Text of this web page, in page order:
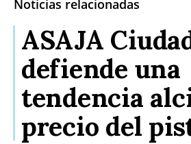
Noticias relacionadas
ASAJA
defiende una
tendencia
precio del